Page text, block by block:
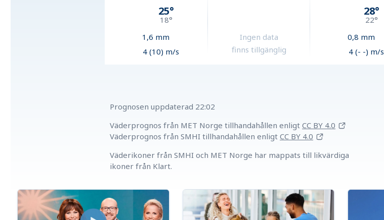
25°
18°
1,6 mm
4 (10) m/s
Ingen data
finns tillgänglig
28°
22°
0,8 mm
4 (- -) m/s
Prognosen uppdaterad 22:02
Väderprognos från MET Norge tillhandahållen enligt CC BY 4.0
Väderprognos från SMHI tillhandahållen enligt CC BY 4.0
Väderikoner från SMHI och MET Norge har mappats till likvärdiga
ikoner från Klart.